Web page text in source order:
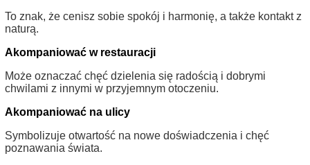
To znak, że cenisz sobie spokój i harmonię, a także kontakt z
naturą.
Akompaniować w restauracji
Może oznaczać chęć dzielenia się radością i dobrymi
chwilami z innymi w przyjemnym otoczeniu.
Akompaniować na ulicy
Symbolizuje otwartość na nowe doświadczenia i chęć
poznawania świata.